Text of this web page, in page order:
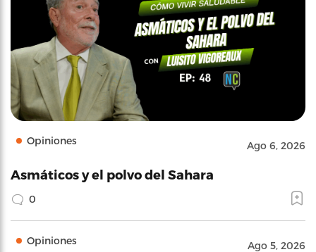
Opiniones Ago 6, 2026
Asmáticos y el polvo del Sahara
0
Opiniones Ago 5, 2026